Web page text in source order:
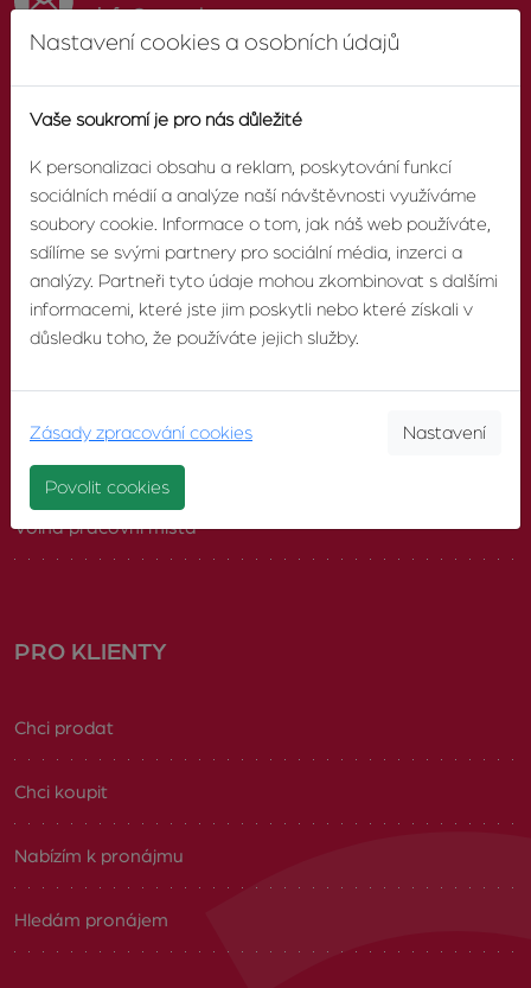
info@zvonek.cz
SOCIÁLNÍ SÍTĚ
Facebook
O AGENTUŘE
O nás
Náš tým
Volná pracovní místa
PRO KLIENTY
Chci prodat
Chci koupit
Nabízím k pronájmu
Hledám pronájem
Nastavení cookies a osobních údajů
Vaše soukromí je pro nás důležité
K personalizaci obsahu a reklam, poskytování funkcí
sociálních médií a analýze naší návštěvnosti využíváme
soubory cookie. Informace o tom, jak náš web používáte,
sdílíme se svými partnery pro sociální média, inzerci a
analýzy. Partneři tyto údaje mohou zkombinovat s dalšími
informacemi, které jste jim poskytli nebo které získali v
důsledku toho, že používáte jejich služby.
Zásady zpracování cookies Nastavení
Povolit cookies